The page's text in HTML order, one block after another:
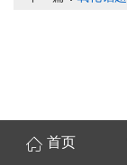
首页